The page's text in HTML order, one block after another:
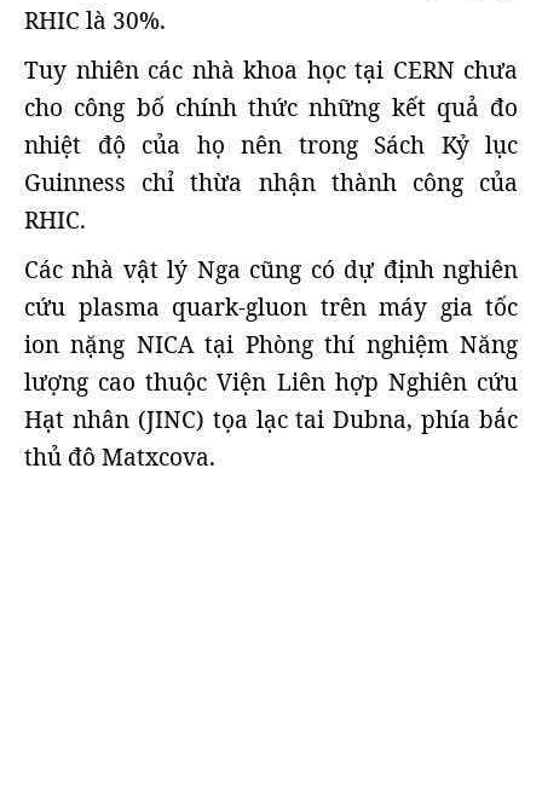
RHIC là 30%.
Tuy nhiên các nhà khoa học tại CERN chưa
cho công bố chính thức những kết quả đo
nhiệt độ của họ nên trong Sách Kỷ lục
Guinness chỉ thừa nhận thành công của
RHIC.
Các nhà vật lý Nga cũng có dự định nghiên
cứu plasma quark-gluon trên máy gia tốc
ion nặng NICA tại Phòng thí nghiệm Năng
lượng cao thuộc Viện Liên hợp Nghiên cứu
Hạt nhân (JINC) tọa lạc tai Dubna, phía bắc
thủ đô Matxcova.